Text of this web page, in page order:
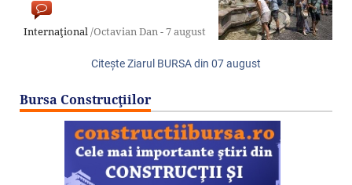
Internaţional/Octavian Dan -7 august
Citeşte Ziarul BURSA din 07 august
Bursa Construcţiilor